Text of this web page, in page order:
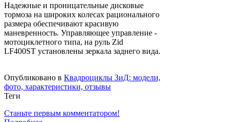
Надежные и проницательные дисковые
тормоза на широких колесах рационального
размера обеспечивают красивую
маневренность. Управляющее управление -
мотоциклетного типа, на руль Zid
LF400ST установлены зеркала заднего вида.
Опубликовано в Квадроциклы ЗиД: модели,
фото, характеристики, отзывы
Теги
Станьте первым комментатором!